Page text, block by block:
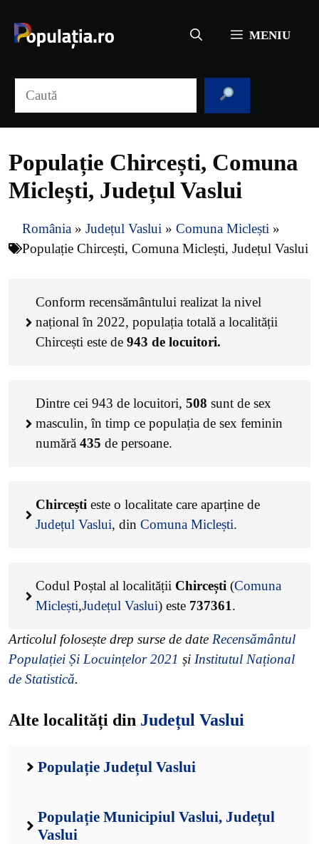
conținut
MENIU
Populație Chircești, Comuna
Miclești, Județul Vaslui
România » Județul Vaslui » Comuna Miclești »
Populație Chircești, Comuna Miclești, Județul Vaslui
Conform recensământului realizat la nivel
național în 2022, populația totală a localității
Chircești este de 943 de locuitori.
Dintre cei 943 de locuitori, 508 sunt de sex
masculin, în timp ce populația de sex feminin
numără 435 de persoane.
Chircești este o localitate care aparține de
Județul Vaslui, din Comuna Miclești.
Codul Poștal al localității Chircești (Comuna
Miclești,Județul Vaslui) este 737361.
Articolul folosește drep surse de date Recensământul
Populației Și Locuințelor 2021 și Institutul Național
de Statistică.
Alte localități din Județul Vaslui
Populație Județul Vaslui
Populație Municipiul Vaslui, Județul
Vaslui